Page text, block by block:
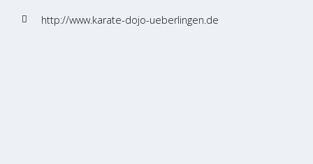
http://www.karate-dojo-ueberlingen.de